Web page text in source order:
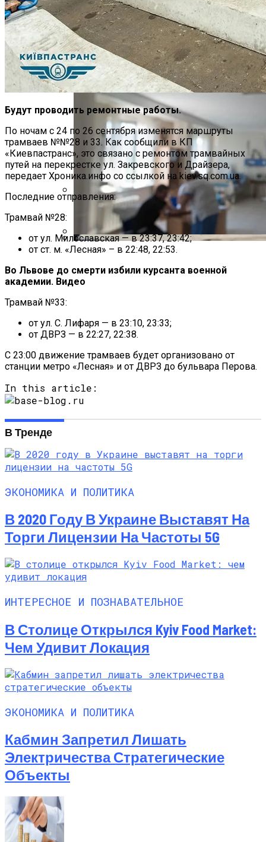
Международная Реакция На Тарифы
Трампа: Что Стоит На Кону
Вредно, Но Выгодно: В США Запрет На
Асбест Приняли Только Сейчас
Кризис Безопасности На Гаити:
Ужасающая Реальность Безнадежной
Обстановки
В Киеве Ограничили Движение На
Проспекте Палладина
В Днепре Произошло Массовое
Отравление
Будут проводить ремонтные работы.
По ночам с 24 по 26 сентября изменятся маршруты
трамваев №№28 и 33. Как сообщили в КП
«Киевпастранс», это связано с ремонтом трамвайных
путей на перекрестке ул. Закревского и Драйзера,
передает Хроника.инфо со ссылкой на kiev.sq.com.ua.
Последние отправления:
Трамвай №28:
от ул. Милославская — в 23:37, 23:42;
от ст. м. «Лесная» – в 22:48, 22:53.
Во Львове до смерти избили курсанта военной
академии. Видео
Трамвай №33:
от ул. С. Лифаря — в 23:10, 23:33;
от ДВРЗ — в 22:27, 22:38.
С 23:00 движение трамваев будет организовано от
станции метро «Лесная» и от ДВРЗ до бульвара Перова.
In this article:
В Тренде
ЭКОНОМИКА И ПОЛИТИКА
В 2020 Году В Украине Выставят На
Торги Лицензии На Частоты 5G
ИНТЕРЕСНОЕ И ПОЗНАВАТЕЛЬНОЕ
В Столице Открылся Kyiv Food Market:
Чем Удивит Локация
ЭКОНОМИКА И ПОЛИТИКА
Кабмин Запретил Лишать
Электричества Стратегические
Объекты